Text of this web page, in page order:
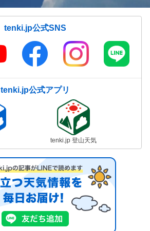
tenki.jp公式SNS
tenki.jp公式アプリ
tenki.jp 登山天気